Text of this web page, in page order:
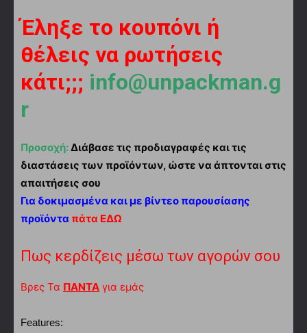
Έληξε το κουπόνι ή
θέλεις να ρωτήσεις
κάτι;;; info@unpackman.g
r
Προσοχή:Διάβασε τις προδιαγραφές και τις
διαστάσεις των προϊόντων, ώστε να άπτονται στις
απαιτήσεις σου
Για δοκιμασμένα και με βίντεο παρουσίασης
προϊόντα πάτα ΕΔΩ
Πως κερδίζεις μέσω των αγορών σου
Βρες Τα ΠΑΝΤΑ για εμάς
Features: